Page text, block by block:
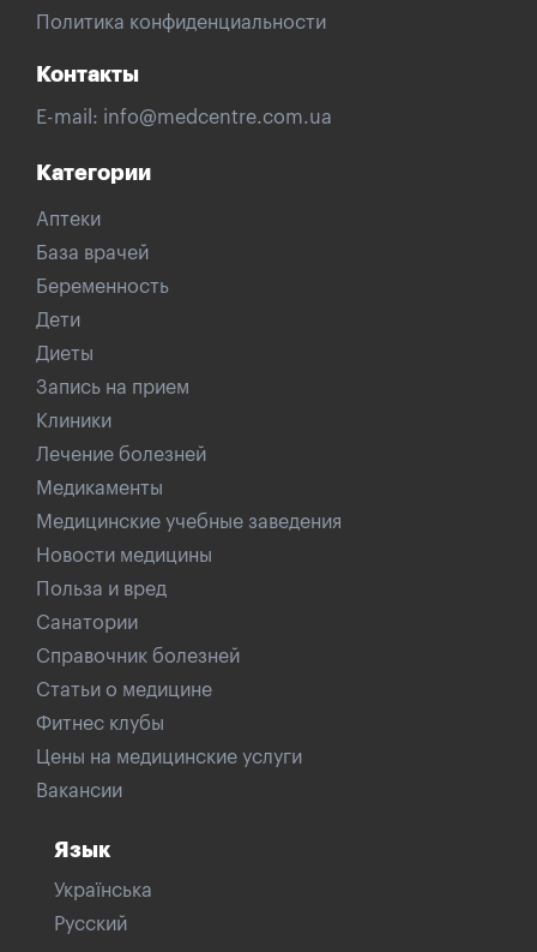
Политика конфиденциальности
Контакты
E-mail: info@medcentre.com.ua
Категории
Аптеки
База врачей
Беременность
Дети
Диеты
Запись на прием
Клиники
Лечение болезней
Медикаменты
Медицинские учебные заведения
Новости медицины
Польза и вред
Санатории
Справочник болезней
Статьи о медицине
Фитнес клубы
Цены на медицинские услуги
Вакансии
Язык
Українська
Русский